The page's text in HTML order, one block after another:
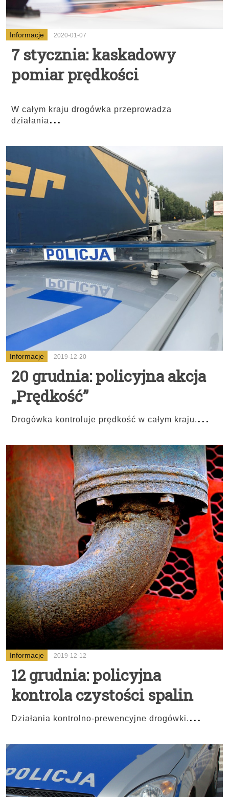
Informacje 2020-01-07
7 stycznia: kaskadowy
pomiar prędkości
W całym kraju drogówka przeprowadza
działania...
Informacje 2019-12-20
20 grudnia: policyjna akcja
„Prędkość”
Drogówka kontroluje prędkość w całym kraju. ...
Informacje 2019-12-12
12 grudnia: policyjna
kontrola czystości spalin
Działania kontrolno-prewencyjne drogówki. ...